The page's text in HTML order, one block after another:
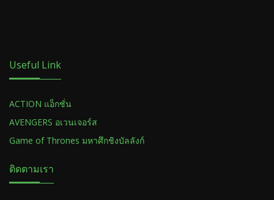
Useful Link
ACTION แอ็กชั่น
AVENGERS อเวนเจอร์ส
Game of Thrones มหาศึกชิงบัลลังก์
ติดตามเรา